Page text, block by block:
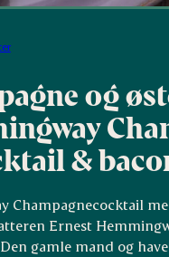
og
&
Champagnecocktail
Ernest
gamle mand og